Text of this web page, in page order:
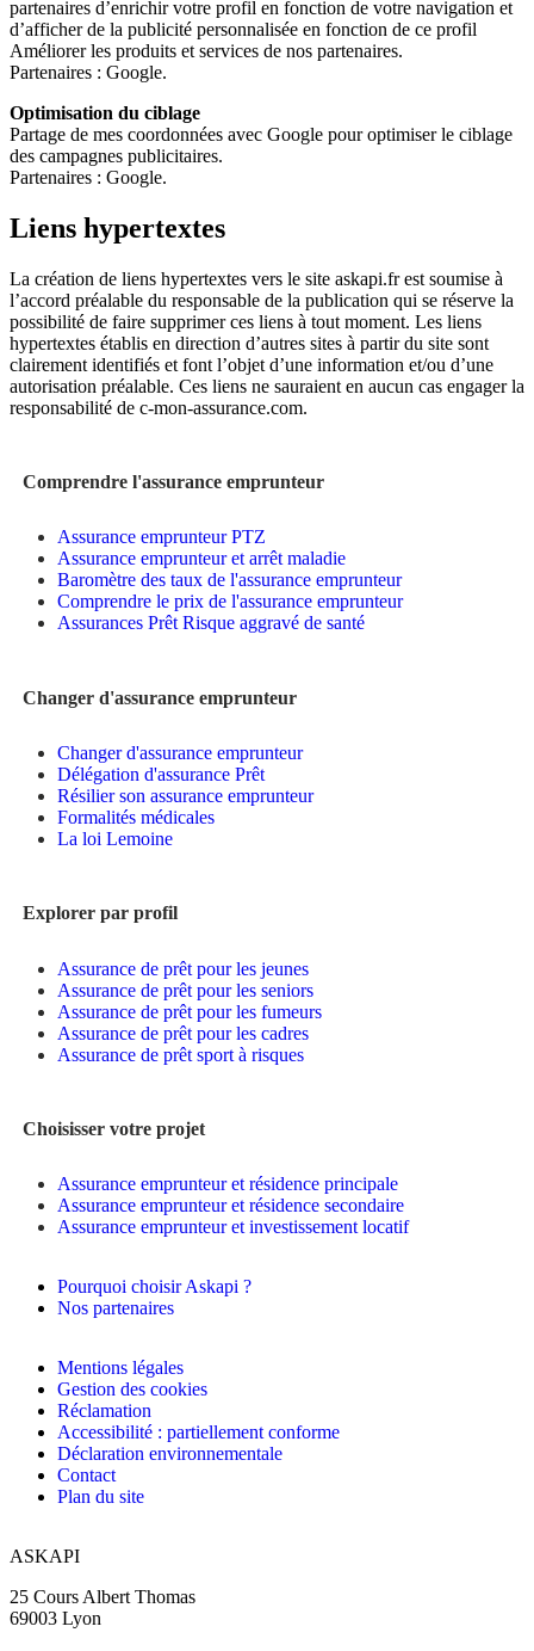
partenaires d’enrichir votre profil en fonction de votre navigation et
d’afficher de la publicité personnalisée en fonction de ce profil
Améliorer les produits et services de nos partenaires.
Partenaires : Google.
Optimisation du ciblage
Partage de mes coordonnées avec Google pour optimiser le ciblage
des campagnes publicitaires.
Partenaires : Google.
Liens hypertextes
La création de liens hypertextes vers le site askapi.fr est soumise à
l’accord préalable du responsable de la publication qui se réserve la
possibilité de faire supprimer ces liens à tout moment. Les liens
hypertextes établis en direction d’autres sites à partir du site sont
clairement identifiés et font l’objet d’une information et/ou d’une
autorisation préalable. Ces liens ne sauraient en aucun cas engager la
responsabilité de c-mon-assurance.com.
Comprendre l'assurance emprunteur
Assurance emprunteur PTZ
Assurance emprunteur et arrêt maladie
Baromètre des taux de l'assurance emprunteur
Comprendre le prix de l'assurance emprunteur
Assurances Prêt Risque aggravé de santé
Changer d'assurance emprunteur
Changer d'assurance emprunteur
Délégation d'assurance Prêt
Résilier son assurance emprunteur
Formalités médicales
La loi Lemoine
Explorer par profil
Assurance de prêt pour les jeunes
Assurance de prêt pour les seniors
Assurance de prêt pour les fumeurs
Assurance de prêt pour les cadres
Assurance de prêt sport à risques
Choisisser votre projet
Assurance emprunteur et résidence principale
Assurance emprunteur et résidence secondaire
Assurance emprunteur et investissement locatif
Pourquoi choisir Askapi ?
Nos partenaires
Mentions légales
Gestion des cookies
Réclamation
Accessibilité : partiellement conforme
Déclaration environnementale
Contact
Plan du site
ASKAPI
25 Cours Albert Thomas
69003 Lyon